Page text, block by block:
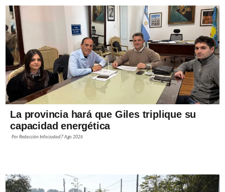
La provincia hará que Giles triplique su
capacidad energética
PorRedacción Infociudad 7 Ago 2026